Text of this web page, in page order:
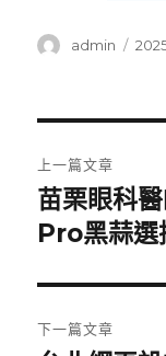
作
admin
發
章
導
覽
上一篇文章
上
一
文
章:
苗栗眼科
Pro黑蒜選
下一篇文章